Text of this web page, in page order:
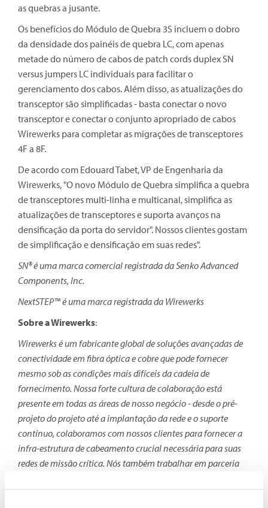
as quebras a jusante.
Os benefícios do Módulo de Quebra 3S incluem o dobro
da densidade dos painéis de quebra LC, com apenas
metade do número de cabos de patch cords duplex SN
versus jumpers LC individuais para facilitar o
gerenciamento dos cabos. Além disso, as atualizações do
transceptor são simplificadas - basta conectar o novo
transceptor e conectar o conjunto apropriado de cabos
Wirewerks para completar as migrações de transceptores
4F a 8F.
De acordo com Edouard Tabet, VP de Engenharia da
Wirewerks, "O novo Módulo de Quebra simplifica a quebra
de transceptores multi-linha e multicanal, simplifica as
atualizações de transceptores e suporta avanços na
densificação da porta do servidor". Nossos clientes gostam
de simplificação e densificação em suas redes".
SN® é uma marca comercial registrada da Senko Advanced
Components, Inc.
NextSTEP™ é uma marca registrada da Wirewerks
Sobre a Wirewerks:
Wirewerks é um fabricante global de soluções avançadas de
conectividade em fibra óptica e cobre que pode fornecer
mesmo sob as condições mais difíceis da cadeia de
fornecimento. Nossa forte cultura de colaboração está
presente em todas as áreas de nosso negócio - desde o pré-
projeto do projeto até a implantação da rede e o suporte
contínuo, colaboramos com nossos clientes para fornecer a
infra-estrutura de cabeamento crucial necessária para suas
redes de missão crítica. Nós também trabalhar em parceria